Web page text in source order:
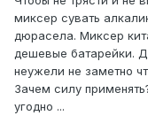
миксер сувать
дюрасела. Миксер
дешевые батарейки.
неужели не заметно
Зачем силу
угодно ...